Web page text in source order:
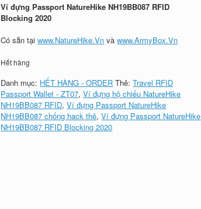
Ví đựng Passport NatureHike NH19BB087 RFID
Blocking 2020
Có sẵn tạiwww.NatureHike.Vn vàwww.ArmyBox.Vn
Hết hàng
Danh mục: HẾT HÀNG - ORDER Thẻ:Travel RFID
Passport Wallet - ZT07,Ví đựng hộ chiếu NatureHike
NH19BB087 RFID,Ví đựng Passport NatureHike
NH19BB087 chống hack thẻ,Ví đựng Passport NatureHike
NH19BB087 RFID Blocking 2020